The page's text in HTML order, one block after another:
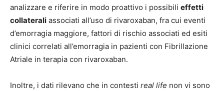
analizzare e riferire in modo proattivo i possibili effetti
collaterali associati all’uso di rivaroxaban, fra cui eventi
d’emorragia maggiore, fattori di rischio associati ed esiti
clinici correlati all’emorragia in pazienti con Fibrillazione
Atriale in terapia con rivaroxaban.
Inoltre, i dati rilevano che in contesti real life non vi sono